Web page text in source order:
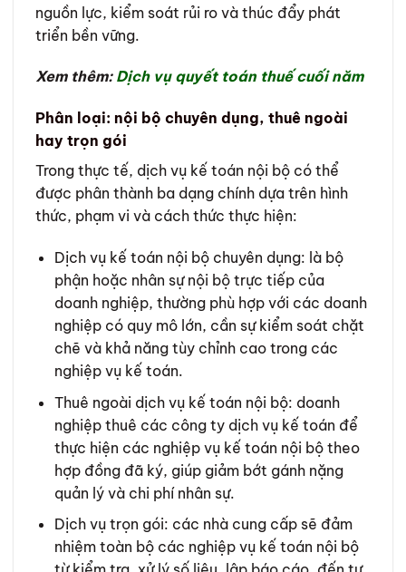
nguồn lực, kiểm soát rủi ro và thúc đẩy phát
triển bền vững.
Xem thêm: Dịch vụ quyết toán thuế cuối năm
Phân loại: nội bộ chuyên dụng, thuê ngoài
hay trọn gói
Trong thực tế, dịch vụ kế toán nội bộ có thể
được phân thành ba dạng chính dựa trên hình
thức, phạm vi và cách thức thực hiện:
Dịch vụ kế toán nội bộ chuyên dụng: là bộ
phận hoặc nhân sự nội bộ trực tiếp của
doanh nghiệp, thường phù hợp với các doanh
nghiệp có quy mô lớn, cần sự kiểm soát chặt
chẽ và khả năng tùy chỉnh cao trong các
nghiệp vụ kế toán.
Thuê ngoài dịch vụ kế toán nội bộ: doanh
nghiệp thuê các công ty dịch vụ kế toán để
thực hiện các nghiệp vụ kế toán nội bộ theo
hợp đồng đã ký, giúp giảm bớt gánh nặng
quản lý và chi phí nhân sự.
Dịch vụ trọn gói: các nhà cung cấp sẽ đảm
nhiệm toàn bộ các nghiệp vụ kế toán nội bộ